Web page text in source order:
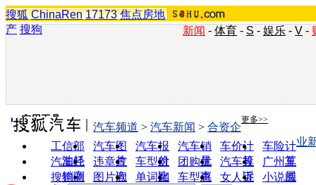
搜狐 ChinaRen 17173 焦点房地
产 搜狗 新闻 - 体育 - S - 娱乐 - V -
实用工具 更多>>
工信部
油耗
汽车图
片
汽车报
价
汽车销
量
车价计
算
车险计
算
汽车经
销商
违章查
询
车型对
比
团购优
惠
汽车投
诉
广州车
展
搜狗浏
图片欣
单词翻
车型查
女人宝
小说阅
汽车频道 > 汽车新闻 > 合资企
业